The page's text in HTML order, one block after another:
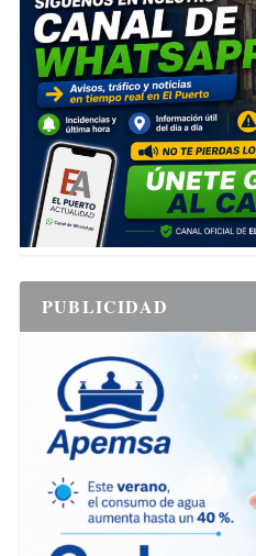
PUBLICIDAD